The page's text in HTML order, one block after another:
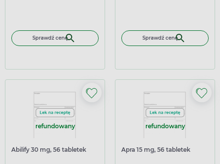
Sprawdź cenę Sprawdź cenę
refundowany
Abilify 30 mg, 56 tabletek
refundowany
Apra 15 mg, 56 tabletek